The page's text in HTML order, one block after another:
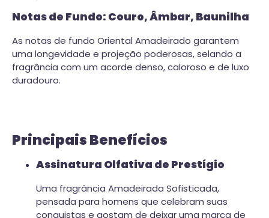
Notas de Fundo: Couro, Âmbar, Baunilha
As notas de fundo Oriental Amadeirado garantem
uma longevidade e projeção poderosas, selando a
fragrância com um acorde denso, caloroso e de luxo
duradouro.
Principais Benefícios
Assinatura Olfativa de Prestígio
Uma fragrância Amadeirada Sofisticada,
pensada para homens que celebram suas
conquistas e gostam de deixar uma marca de